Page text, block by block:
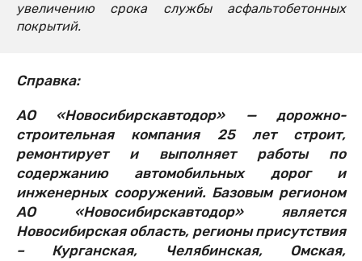
увеличению срока службы асфальтобетонных
покрытий.
Справка:
АО «Новосибирскавтодор» — дорожно-
строительная компания 25 лет строит,
ремонтирует и выполняет работы по
содержанию автомобильных дорог и
инженерных сооружений. Базовым регионом
АО «Новосибирскавтодор» является
Новосибирская область, регионы присутствия
– Курганская, Челябинская, Омская,